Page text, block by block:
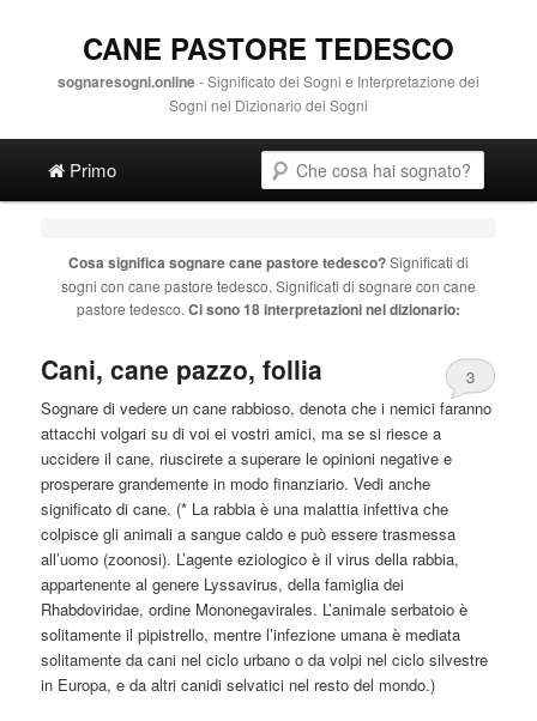
CANE PASTORE TEDESCO
sognaresogni.online- Significato dei Sogni e Interpretazione dei
Sogni nel Dizionario dei Sogni
Vai al contenuto principale
Vai al contenuto secondario
Primo
Cosa significa sognarecane pastore tedesco?Significati di
sogni con cane pastore tedesco. Significati di sognare con cane
pastore tedesco. Ci sono 18 interpretazioni nel dizionario:
Cani,cane pazzo, follia
3
Sognare di vedere uncane rabbioso, denota che i nemici faranno
attacchi volgari su di voi ei vostri amici, ma se si riesce a
uccidere ilcane, riuscirete a superare le opinioni negative e
prosperare grandemente in modo finanziario. Vedi anche
significato dicane. (* La rabbia è una malattia infettiva che
colpisce gli animali a sangue caldo e può essere trasmessa
all’uomo (zoonosi). L’agente eziologico è il virus della rabbia,
appartenente al genere Lyssavirus, della famiglia dei
Rhabdoviridae, ordine Mononegavirales. L’animale serbatoio è
solitamente il pipistrello, mentre l’infezione umana è mediata
solitamente da cani nel ciclo urbano o da volpi nel ciclo silvestre
in Europa, e da altri canidi selvatici nel resto del mondo.)